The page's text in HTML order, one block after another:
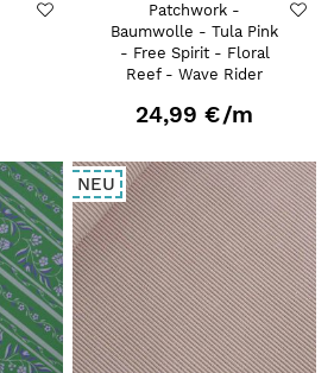
Patchwork -
Baumwolle - Tula Pink
- Free Spirit - Floral
Reef - Wave Rider
24,99 €/m
NEU